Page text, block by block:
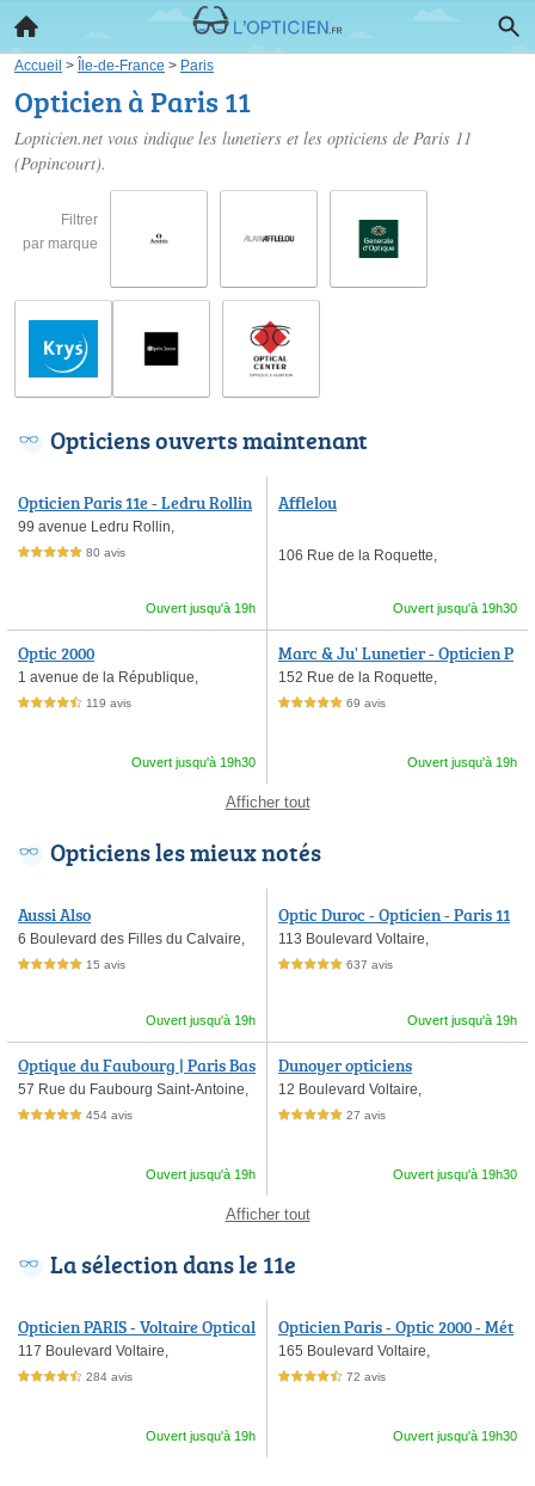
Accueil > Île-de-France > Paris
Opticien à Paris 11
Lopticien.net vous indique les lunetiers et les opticiens de Paris 11
(Popincourt).
Filtrer
par marque
Opticiens ouverts maintenant
Opticien Paris 11e - Ledru Rollin
- Krys
99 avenue Ledru Rollin,
5,0 étoiles sur 5 80 avis
Ouvert jusqu'à 19h
Afflelou
106 Rue de la Roquette,
Ouvert jusqu'à 19h30
Optic 2000
1 avenue de la République,
4,5 étoiles sur 5 119 avis
Ouvert jusqu'à 19h30
Marc & Ju' Lunetier - Opticien P
aris 11
152 Rue de la Roquette,
5,0 étoiles sur 5 69 avis
Ouvert jusqu'à 19h
Afficher tout
Opticiens les mieux notés
Aussi Also
6 Boulevard des Filles du Calvaire,
5,0 étoiles sur 5 15 avis
Ouvert jusqu'à 19h
Optic Duroc - Opticien - Paris 11
Voltaire
113 Boulevard Voltaire,
5,0 étoiles sur 5 637 avis
Ouvert jusqu'à 19h
Optique du Faubourg | Paris Bas
tille
57 Rue du Faubourg Saint-Antoine,
5,0 étoiles sur 5 454 avis
Ouvert jusqu'à 19h
Dunoyer opticiens
12 Boulevard Voltaire,
5,0 étoiles sur 5 27 avis
Ouvert jusqu'à 19h30
Afficher tout
La sélection dans le 11e
Opticien PARIS - Voltaire Optical
Center
117 Boulevard Voltaire,
4,5 étoiles sur 5 284 avis
Ouvert jusqu'à 19h
Opticien Paris - Optic 2000 - Mét
ro Charonne
165 Boulevard Voltaire,
4,5 étoiles sur 5 72 avis
Ouvert jusqu'à 19h30